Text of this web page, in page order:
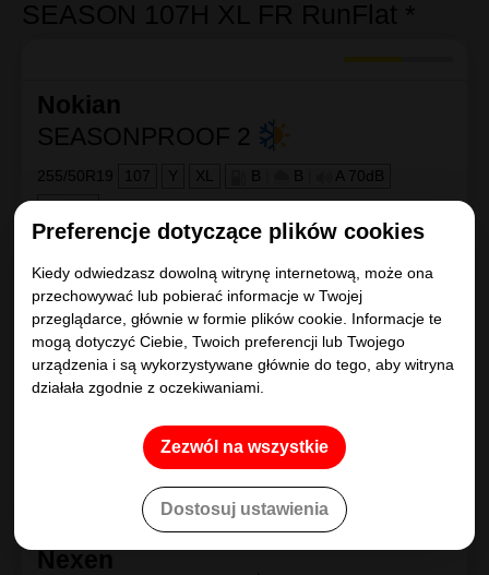
Preferencje dotyczące plików cookies
Kiedy odwiedzasz dowolną witrynę internetową, może ona
przechowywać lub pobierać informacje w Twojej
przeglądarce, głównie w formie plików cookie. Informacje te
mogą dotyczyć Ciebie, Twoich preferencji lub Twojego
urządzenia i są wykorzystywane głównie do tego, aby witryna
działała zgodnie z oczekiwaniami.
Zezwól na wszystkie
Dostosuj ustawienia
Nokian
SEASONPROOF 2
255/50R19 107 Y XL B B
A 70dB
Aramid
Porównaj
586.53 zł/szt Kup
NAJLEPSZY WYBÓR
Nexen